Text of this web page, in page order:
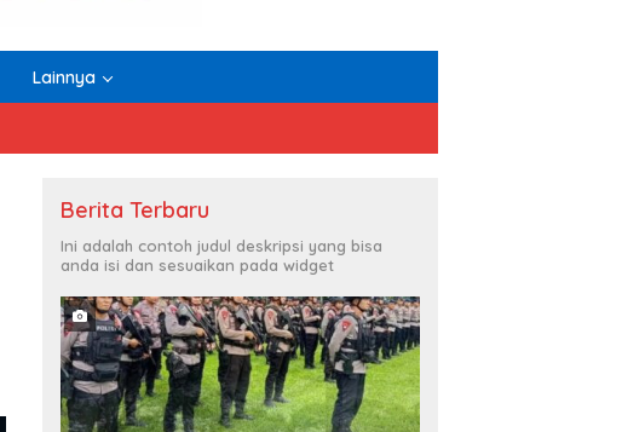
Lainnya
Berita Terbaru
Ini adalah contoh judul deskripsi yang bisa
anda isi dan sesuaikan pada widget